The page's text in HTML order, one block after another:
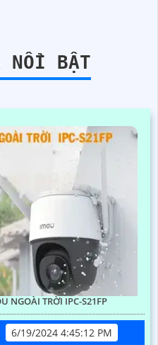
NỔI BẬT
NGOÀI TRỜI IPC-S21FP
6/19/2024 4:45:12 PM